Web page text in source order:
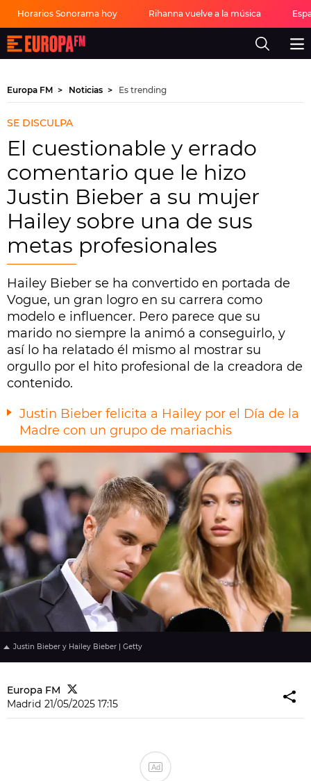
Horarios Sonorama hoy Rihanna vuelve a la música
Europa
FM
-
mejor
música,
virales,
celebrities
y
estilo
de
|
FM
Europa FM Noticias Es trending
SE DISCULPA
El cuestionable y errado
comentario que le hizo
Justin Bieber a su mujer
Hailey sobre una de sus
metas profesionales
Hailey Bieber se ha convertido en portada de
Vogue, un gran logro en su carrera como
modelo e influencer. Pero parece que su
marido no siempre la animó a conseguirlo, y
así lo ha relatado él mismo al mostrar su
orgullo por el hito profesional de la creadora de
contenido.
Justin Bieber felicita a Hailey por el Día de la
Madre con un grupo de mariachis
Justin Bieber y Hailey Bieber | Getty
Europa FM
Madrid 21/05/2025 17:15
Ad